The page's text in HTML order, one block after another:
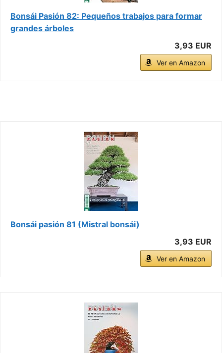
Bonsái Pasión 82: Pequeños trabajos para formar
grandes árboles
3,93 EUR
Ver en Amazon
Bonsái pasión 81 (Mistral bonsái)
3,93 EUR
Ver en Amazon